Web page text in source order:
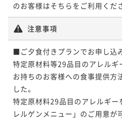
のお客様はそちらをご利用くだ
注意事項
■ご夕食付きプランでお申し込
特定原材料等29品目のアレルギ
お持ちのお客様への食事提供方
した。
特定原材料29品目のアレルギー
レルゲンメニュー」のご用意が